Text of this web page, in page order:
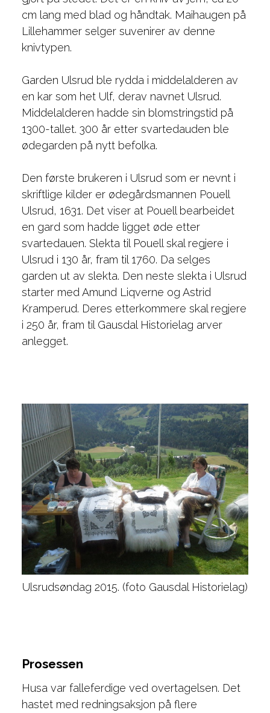
cm lang med blad og håndtak. Maihaugen på
Lillehammer selger suvenirer av denne
knivtypen.
Garden Ulsrud ble rydda i middelalderen av
en kar som het Ulf, derav navnet Ulsrud.
Middelalderen hadde sin blomstringstid på
1300-tallet. 300 år etter svartedauden ble
ødegarden på nytt befolka.
Den første brukeren i Ulsrud som er nevnt i
skriftlige kilder er ødegårdsmannen Pouell
Ulsrud, 1631. Det viser at Pouell bearbeidet
en gard som hadde ligget øde etter
svartedauen. Slekta til Pouell skal regjere i
Ulsrud i 130 år, fram til 1760. Da selges
garden ut av slekta. Den neste slekta i Ulsrud
starter med Amund Liqverne og Astrid
Kramperud. Deres etterkommere skal regjere
i 250 år, fram til Gausdal Historielag arver
anlegget.
Ulsrudsøndag 2015. (foto Gausdal Historielag)
Prosessen
Husa var falleferdige ved overtagelsen. Det
hastet med redningsaksjon på flere